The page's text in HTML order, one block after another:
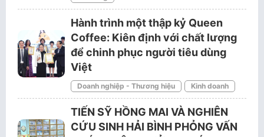
Hành trình một thập kỷ Queen
Coffee: Kiên định với chất lượng
để chinh phục người tiêu dùng
Việt
Doanh nghiệp - Thương hiệu Kinh doanh
TIẾN SỸ HỒNG MAI VÀ NGHIÊN
CỨU SINH HẢI BÌNH PHỎNG VẤN